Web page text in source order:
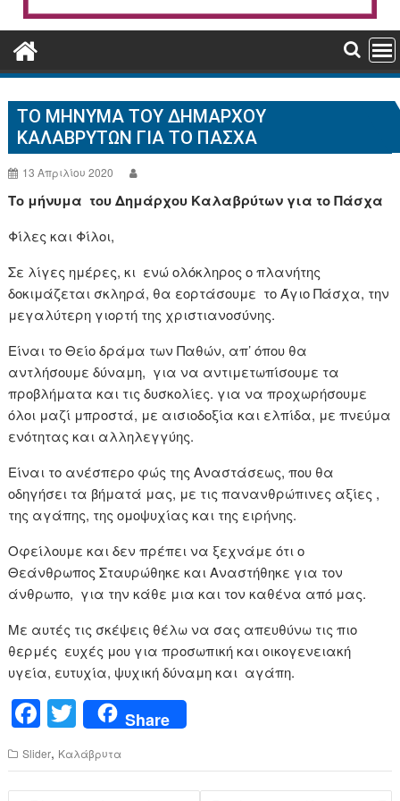
ΤΟ ΜΉΝΥΜΑ ΤΟΥ ΔΗΜΆΡΧΟΥ
ΚΑΛΑΒΡΎΤΩΝ ΓΙΑ ΤΟ ΠΆΣΧΑ
13 Απριλίου 2020
Το μήνυμα του Δημάρχου Καλαβρύτων για το Πάσχα
Φίλες και Φίλοι,
Σε λίγες ημέρες, κι ενώ ολόκληρος ο πλανήτης
δοκιμάζεται σκληρά, θα εορτάσουμε το Άγιο Πάσχα, την
μεγαλύτερη γιορτή της χριστιανοσύνης.
Είναι το Θείο δράμα των Παθών, απ’ όπου θα
αντλήσουμε δύναμη, για να αντιμετωπίσουμε τα
προβλήματα και τις δυσκολίες. για να προχωρήσουμε
όλοι μαζί μπροστά, με αισιοδοξία και ελπίδα, με πνεύμα
ενότητας και αλληλεγγύης.
Είναι το ανέσπερο φώς της Αναστάσεως, που θα
οδηγήσει τα βήματά μας, με τις πανανθρώπινες αξίες ,
της αγάπης, της ομοψυχίας και της ειρήνης.
Οφείλουμε και δεν πρέπει να ξεχνάμε ότι ο
Θεάνθρωπος Σταυρώθηκε και Αναστήθηκε για τον
άνθρωπο, για την κάθε μια και τον καθένα από μας.
Με αυτές τις σκέψεις θέλω να σας απευθύνω τις πιο
θερμές ευχές μου για προσωπική και οικογενειακή
υγεία, ευτυχία, ψυχική δύναμη και αγάπη.
F
a
c
T
wi
tt
Share
Slider, Καλάβρυτα